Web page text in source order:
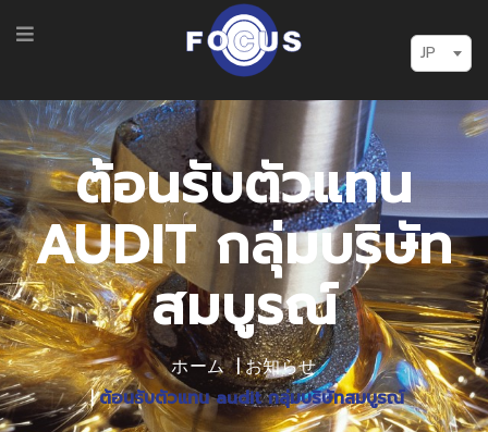
JP
ต้อนรับตัวแทน
AUDIT กลุ่มบริษัท
สมบูรณ์
ホーム
お知らせ
ต้อนรับตัวแทน audit กลุ่มบริษัทสมบูรณ์